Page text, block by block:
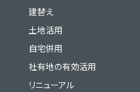
建替え
土地活用
自宅併用
社有地の有効活用
リニューアル